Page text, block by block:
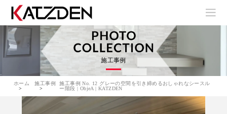
施工事例
ホーム 施工事例
施工事例 No. 12 グレーの空間を引き締めるおしゃれなシースル
ー階段 | ObjeA | KATZDEN